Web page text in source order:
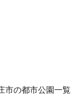
市の都市公園一覧